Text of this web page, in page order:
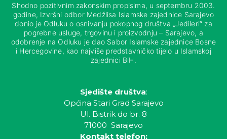
Shodno pozitivnim zakonskim propisima, u septembru 2003.
godine, Izvršni odbor Medžlisa Islamske zajednice Sarajevo
donio je Odluku o osnivanju pokopnog društva „Jedileri“ za
pogrebne usluge, trgovinu i proizvodnju – Sarajevo, a
odobrenje na Odluku je dao Sabor Islamske zajednice Bosne
i Hercegovine, kao najviše predstavničko tijelo u Islamskoj
zajednici BiH.
Sjedište društva:
Općina Stari Grad Sarajevo
Ul. Bistrik do br. 8
71000 Sarajevo
Kontakt telefon: